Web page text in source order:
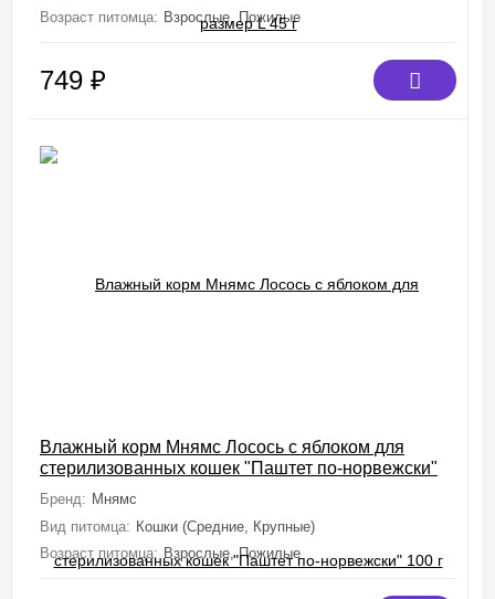
Возраст питомца: Взрослые, Пожилые
749 ₽
Влажный корм Мнямс Лосось с яблоком для
стерилизованных кошек "Паштет по-норвежски"
100 г
Бренд: Мнямс
Вид питомца: Кошки (Средние, Крупные)
Возраст питомца: Взрослые, Пожилые